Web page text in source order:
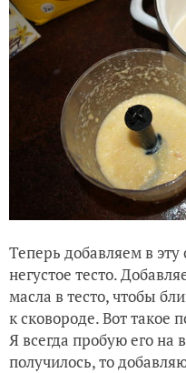
Теперь добавляем в
негустое тесто.
масла в тесто, чтобы
к сковороде. Вот такое
Я всегда пробую его на
получилось, то